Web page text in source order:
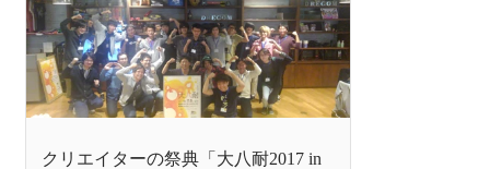
クリエイターの祭典「大八耐2017 in